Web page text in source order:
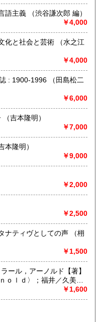
2332 までご連絡下さ
自然科学、美術工芸、国
献、趣味、外国書、サブ
欧州諸国の言語法 : 欧州統合と多言語主義 （渋谷謙次郎 編）
￥4,000
会と芸術 （水之江
￥4,000
1996 （田島松二
￥6,000
吉本隆明が語る戦後55年 全12冊 （吉本隆明）
￥7,000
全質疑応答 全5冊 （吉本隆明）
￥9,000
￥2,000
￥2,500
ィヴとしての声 （栩
￥1,500
ｌｄ〉；福井／久美子
￥1,600